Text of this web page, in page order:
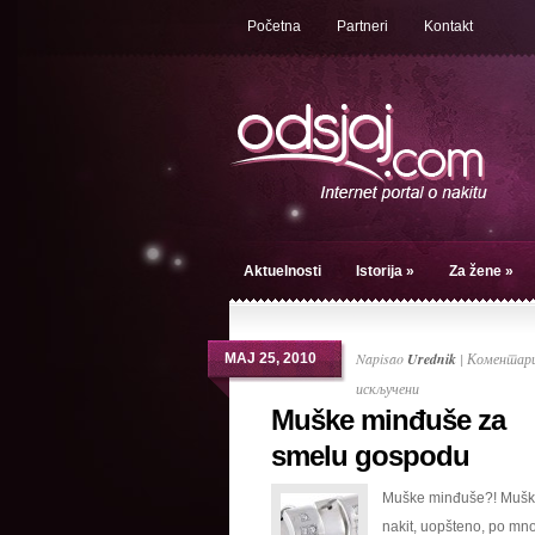
Početna Partneri Kontakt
Aktuelnosti Istorija » Za žene »
МАЈ 25, 2010 Napisao Urednik |
искљученина
Muške
minđuše
smelu
gospodu
Muške minđuše za
smelu gospodu
Muške minđuše?!
nakit, uopšteno, po